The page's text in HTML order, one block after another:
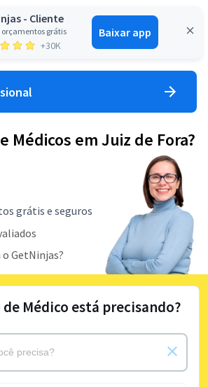
- Cliente
orçamentos grátis
+30K
Baixar app
Entrar
Médicos em Juiz de Fora?
grátis e seguros
GetNinjas?
Médico está precisando?